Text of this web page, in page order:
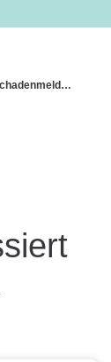
Was bei Online-Schadenmeldung beachtet werden muss